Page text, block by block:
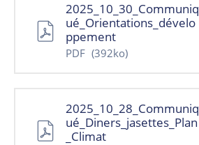
OFFRES
D’EMPLOI
INTRANET
2025_10_30_Communiq
ué_Orientations_dévelo
ppement
PDF (392ko)
2025_10_28_Communiq
ué_Diners_jasettes_Plan
_Climat